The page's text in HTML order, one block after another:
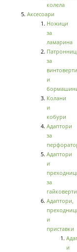
колела
Аксесоари
Ножици
за
ламарина
за
винтоверти
и
Колани
и
кобури
Адаптори
за
Адаптори
и
за
гайковерти
Адаптори,
и
приставки
и